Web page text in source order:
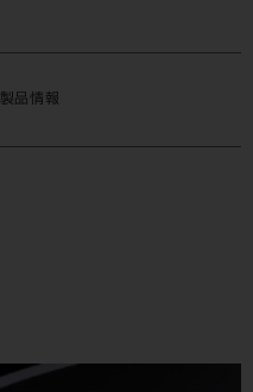
製品情報